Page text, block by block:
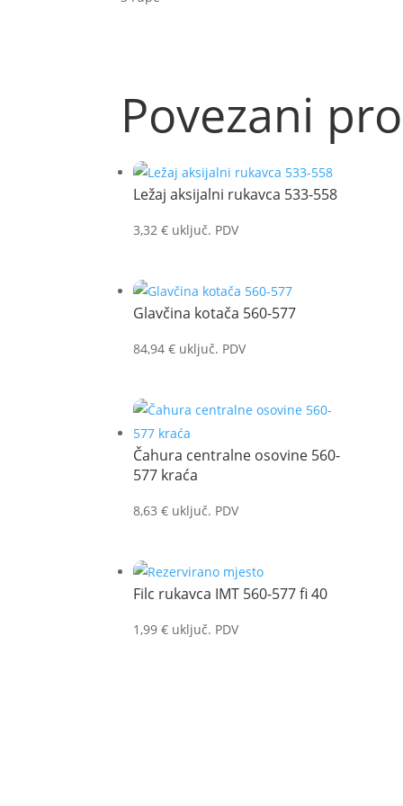
Povezani
Ležaj aksijalni rukavca 533-558
3,32€ uključ. PDV
Glavčina kotača 560-577
84,94€ uključ. PDV
Čahura centralne osovine 560-
577 kraća
8,63€ uključ. PDV
Filc rukavca IMT 560-577 fi 40
1,99€ uključ. PDV